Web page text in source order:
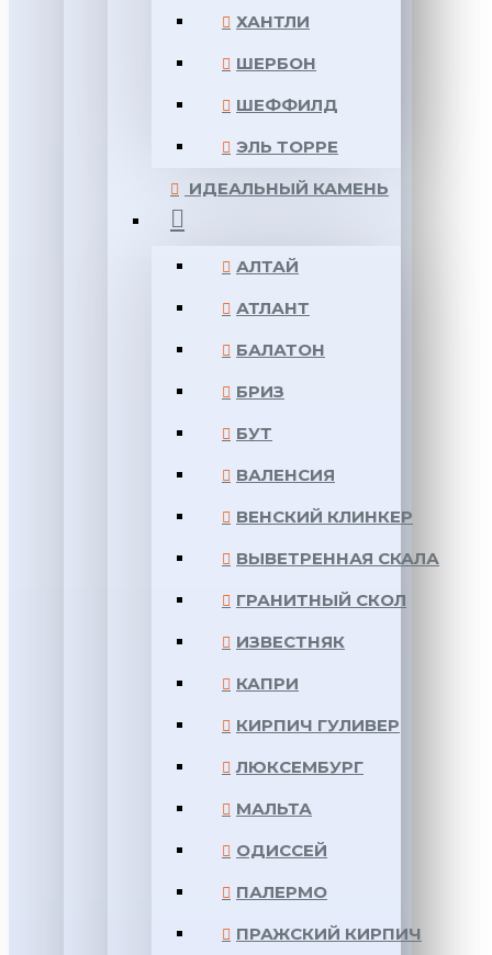
ХАНТЛИ
ШЕРБОН
ШЕФФИЛД
ЭЛЬ ТОРРЕ
ИДЕАЛЬНЫЙ КАМЕНЬ
АЛТАЙ
АТЛАНТ
БАЛАТОН
БРИЗ
БУТ
ВАЛЕНСИЯ
ВЕНСКИЙ КЛИНКЕР
ВЫВЕТРЕННАЯ СКАЛА
ГРАНИТНЫЙ СКОЛ
ИЗВЕСТНЯК
КАПРИ
КИРПИЧ ГУЛИВЕР
ЛЮКСЕМБУРГ
МАЛЬТА
ОДИССЕЙ
ПАЛЕРМО
ПРАЖСКИЙ КИРПИЧ